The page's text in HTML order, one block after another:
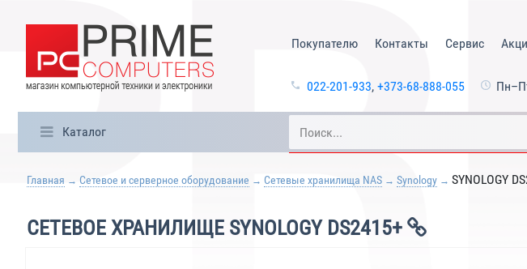
Покупателю Контакты Сервис
022-201-933, +373-68-888-055
Каталог
Главная Сетевое и серверное оборудование Сетевые хранилища NAS Synology SYNOLOGY
СЕТЕВОЕ ХРАНИЛИЩЕ SYNOLOGY DS2415+